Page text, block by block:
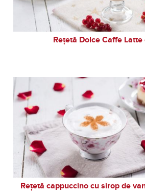
Rețetă Dolce Caffe Latte
Rețetă cappuccino cu sirop de